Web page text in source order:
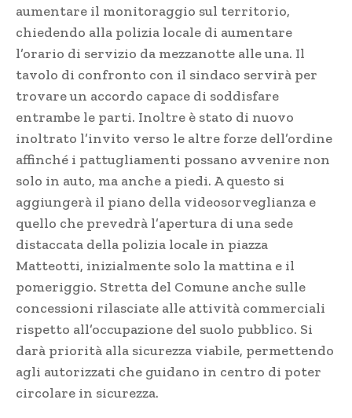
aumentare il monitoraggio sul territorio,
chiedendo alla polizia locale di aumentare
l’orario di servizio da mezzanotte alle una. Il
tavolo di confronto con il sindaco servirà per
trovare un accordo capace di soddisfare
entrambe le parti. Inoltre è stato di nuovo
inoltrato l’invito verso le altre forze dell’ordine
affinché i pattugliamenti possano avvenire non
solo in auto, ma anche a piedi. A questo si
aggiungerà il piano della videosorveglianza e
quello che prevedrà l’apertura di una sede
distaccata della polizia locale in piazza
Matteotti, inizialmente solo la mattina e il
pomeriggio. Stretta del Comune anche sulle
concessioni rilasciate alle attività commerciali
rispetto all’occupazione del suolo pubblico. Si
darà priorità alla sicurezza viabile, permettendo
agli autorizzati che guidano in centro di poter
circolare in sicurezza.